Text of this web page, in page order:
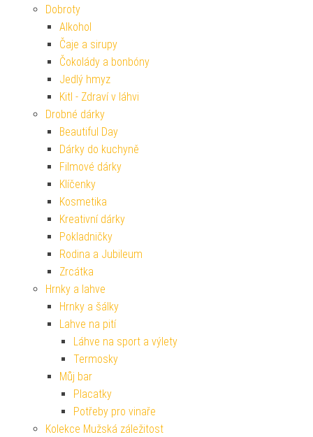
Dobroty
Alkohol
Čaje a sirupy
Čokolády a bonbóny
Jedlý hmyz
Kitl - Zdraví v láhvi
Drobné dárky
Beautiful Day
Dárky do kuchyně
Filmové dárky
Klíčenky
Kosmetika
Kreativní dárky
Pokladničky
Rodina a Jubileum
Zrcátka
Hrnky a lahve
Hrnky a šálky
Lahve na pití
Láhve na sport a výlety
Termosky
Můj bar
Placatky
Potřeby pro vinaře
Kolekce Mužská záležitost